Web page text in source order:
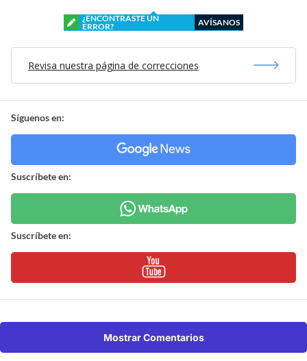
¿ENCONTRASTE UN
ERROR?
AVÍSANOS
Revisa nuestra página de correcciones
Síguenos en:
Suscríbete en:
Suscríbete en:
Mostrar Comentarios